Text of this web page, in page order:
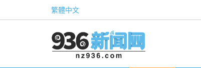
繁體中文